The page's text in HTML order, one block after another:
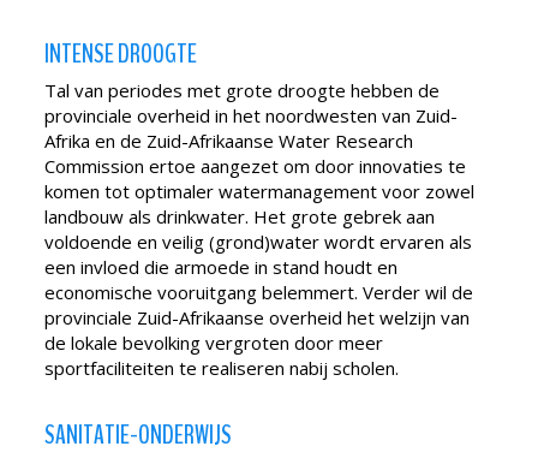
INTENSE DROOGTE
Tal van periodes met grote droogte hebben de
provinciale overheid in het noordwesten van Zuid-
Afrika en de Zuid-Afrikaanse Water Research
Commission ertoe aangezet om door innovaties te
komen tot optimaler watermanagement voor zowel
landbouw als drinkwater. Het grote gebrek aan
voldoende en veilig (grond)water wordt ervaren als
een invloed die armoede in stand houdt en
economische vooruitgang belemmert. Verder wil de
provinciale Zuid-Afrikaanse overheid het welzijn van
de lokale bevolking vergroten door meer
sportfaciliteiten te realiseren nabij scholen.
SANITATIE-ONDERWIJS